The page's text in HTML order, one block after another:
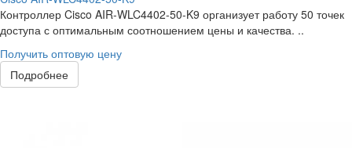
Контроллер Cisco AIR-WLC4402-50-K9 организует работу 50 точек
доступа с оптимальным соотношением цены и качества. ..
Получить оптовую цену
Подробнее